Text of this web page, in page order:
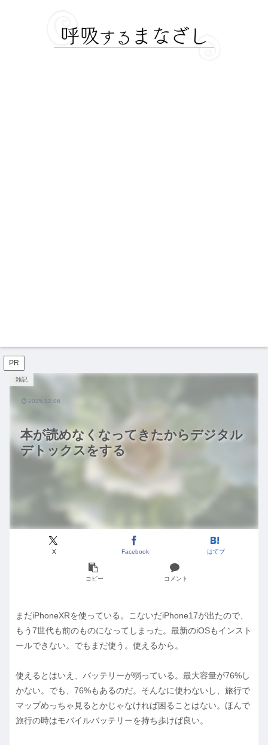
PR
本が読めなくなってきたからデジタル
デトックスをする
雑記
X Facebook はてブ
コピー コメント
2025.12.06
まだiPhoneXRを使っている。こないだiPhone17が出たので、
もう7世代も前のものになってしまった。最新のiOSもインスト
ールできない。でもまだ使う。使えるから。
使えるとはいえ、バッテリーが弱っている。最大容量が76%し
かない。でも、76%もあるのだ。そんなに使わないし、旅行で
マップめっちゃ見るとかじゃなければ困ることはない。ほんで
旅行の時はモバイルバッテリーを持ち歩けば良い。